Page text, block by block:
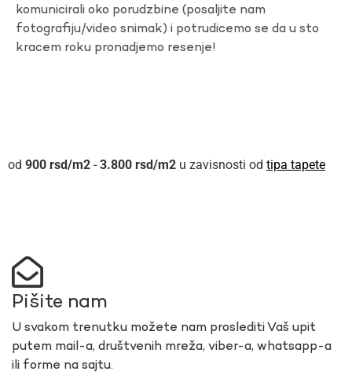
komunicirali oko porudzbine (posaljite nam
fotografiju/video snimak) i potrudicemo se da u sto
kracem roku pronadjemo resenje!
900 rsd - 3.800 rsd u zavisnosti od tipa tapete
Pišite nam
U svakom trenutku možete nam proslediti Vaš upit
putem mail-a, društvenih mreža, viber-a, whatsapp-a
ili forme na sajtu.